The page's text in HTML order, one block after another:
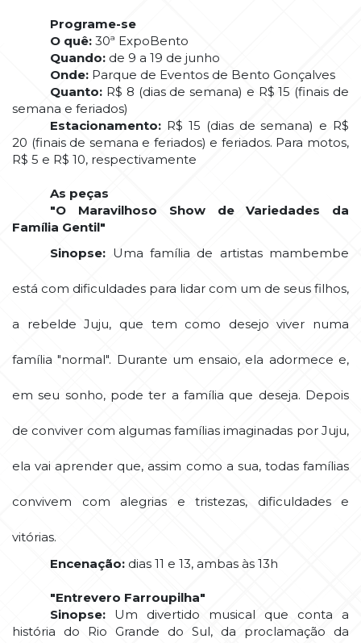
Programe-se
O quê: 30ª ExpoBento
Quando: de 9 a 19 de junho
Onde: Parque de Eventos de Bento Gonçalves
Quanto: R$ 8 (dias de semana) e R$ 15 (finais de
semana e feriados)
Estacionamento: R$ 15 (dias de semana) e R$
20 (finais de semana e feriados) e feriados. Para motos,
R$ 5 e R$ 10, respectivamente
As peças
"O Maravilhoso Show de Variedades da
Família Gentil"
Sinopse: Uma família de artistas mambembe
está com dificuldades para lidar com um de seus filhos,
a rebelde Juju, que tem como desejo viver numa
família "normal". Durante um ensaio, ela adormece e,
em seu sonho, pode ter a família que deseja. Depois
de conviver com algumas famílias imaginadas por Juju,
ela vai aprender que, assim como a sua, todas famílias
convivem com alegrias e tristezas, dificuldades e
vitórias.
Encenação: dias 11 e 13, ambas às 13h
"Entrevero Farroupilha"
Sinopse: Um divertido musical que conta a
história do Rio Grande do Sul, da proclamação da